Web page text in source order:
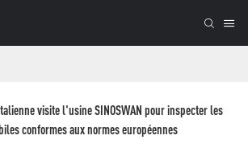
visite l'usine SINOSWAN pour inspecter les
conformes aux normes européennes